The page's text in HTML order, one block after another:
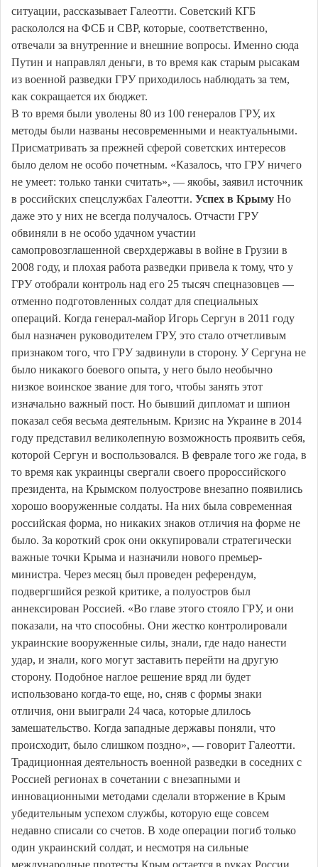
ситуации, рассказывает Галеотти. Советский КГБ
раскололся на ФСБ и СВР, которые, соответственно,
отвечали за внутренние и внешние вопросы. Именно сюда
Путин и направлял деньги, в то время как старым рысакам
из военной разведки ГРУ приходилось наблюдать за тем,
как сокращается их бюджет.
В то время были уволены 80 из 100 генералов ГРУ, их
методы были названы несовременными и неактуальными.
Присматривать за прежней сферой советских интересов
было делом не особо почетным. «Казалось, что ГРУ ничего
не умеет: только танки считать», — якобы, заявил источник
в российских спецслужбах Галеотти. Успех в Крыму Но
даже это у них не всегда получалось. Отчасти ГРУ
обвиняли в не особо удачном участии
самопровозглашенной сверхдержавы в войне в Грузии в
2008 году, и плохая работа разведки привела к тому, что у
ГРУ отобрали контроль над его 25 тысяч спецназовцев —
отменно подготовленных солдат для специальных
операций. Когда генерал-майор Игорь Сергун в 2011 году
был назначен руководителем ГРУ, это стало отчетливым
признаком того, что ГРУ задвинули в сторону. У Сергуна не
было никакого боевого опыта, у него было необычно
низкое воинское звание для того, чтобы занять этот
изначально важный пост. Но бывший дипломат и шпион
показал себя весьма деятельным. Кризис на Украине в 2014
году представил великолепную возможность проявить себя,
которой Сергун и воспользовался. В феврале того же года, в
то время как украинцы свергали своего пророссийского
президента, на Крымском полуострове внезапно появились
хорошо вооруженные солдаты. На них была современная
российская форма, но никаких знаков отличия на форме не
было. За короткий срок они оккупировали стратегически
важные точки Крыма и назначили нового премьер-
министра. Через месяц был проведен референдум,
подвергшийся резкой критике, а полуостров был
аннексирован Россией. «Во главе этого стояло ГРУ, и они
показали, на что способны. Они жестко контролировали
украинские вооруженные силы, знали, где надо нанести
удар, и знали, кого могут заставить перейти на другую
сторону. Подобное наглое решение вряд ли будет
использовано когда-то еще, но, сняв с формы знаки
отличия, они выиграли 24 часа, которые длилось
замешательство. Когда западные державы поняли, что
происходит, было слишком поздно», — говорит Галеотти.
Традиционная деятельность военной разведки в соседних с
Россией регионах в сочетании с внезапными и
инновационными методами сделали вторжение в Крым
убедительным успехом службы, которую еще совсем
недавно списали со счетов. В ходе операции погиб только
один украинский солдат, и несмотря на сильные